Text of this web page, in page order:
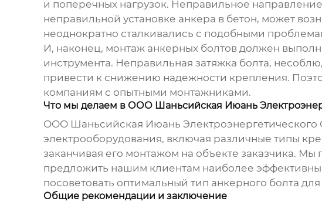
и поперечных нагрузок. Неправильное
неправильной установке анкера в бетон, может
неоднократно сталкивались с подобными
И, наконец, монтаж анкерных болтовдолжен
инструмента. Неправильная затяжка болта,
привести к снижению надежности крепления.
компаниям с опытными монтажниками.
Что мы делаем в ООО Шаньсийская Июань
ООО Шаньсийская Июань Электроэнергетического
электрооборудования, включая различные типы
заканчивая его монтажом на объекте заказчика.
предложить нашим клиентам наиболее
посоветовать оптимальный тип анкерного болта
Общие рекомендации и заключение